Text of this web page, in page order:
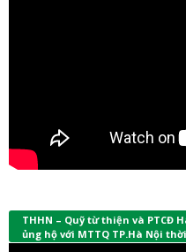
THHN – Quỹ từ thiện và PTCĐ
ủng hộ với MTTQ TP.Hà Nội